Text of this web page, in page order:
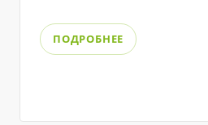
ПОДРОБНЕЕ